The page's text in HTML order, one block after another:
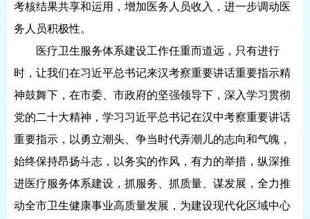
考核结果共享和运用，增加医务人员收入，进一步调动医
务人员积极性。
医疗卫生服务体系建设工作任重而道远，只有进行
时，让我们在习近平总书记来汉考察重要讲话重要指示精
神鼓舞下，在市委、市政府的坚强领导下，深入学习贯彻
党的二十大精神，学习习近平总书记在汉中考察重要讲话
重要指示，以勇立潮头、争当时代弄潮儿的志向和气魄，
始终保持昂扬斗志，以务实的作风，有力的举措，纵深推
进医疗服务体系建设，抓服务、抓质量、谋发展，全力推
动全市卫生健康事业高质量发展，为建设现代化区域中心